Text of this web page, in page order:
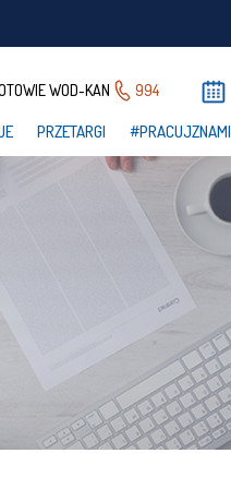
WOD-KAN 994
PRZETARGI #PRACUJZNAMI